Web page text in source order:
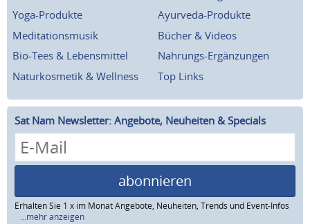
Yoga-Produkte
Ayurveda-Produkte
Meditationsmusik
Bücher & Videos
Bio-Tees & Lebensmittel
Nahrungs-Ergänzungen
Naturkosmetik & Wellness
Top Links
Sat Nam Newsletter: Angebote, Neuheiten & Specials
abonnieren
Erhalten Sie 1 x im Monat Angebote, Neuheiten, Trends und Event-Infos
...mehr anzeigen